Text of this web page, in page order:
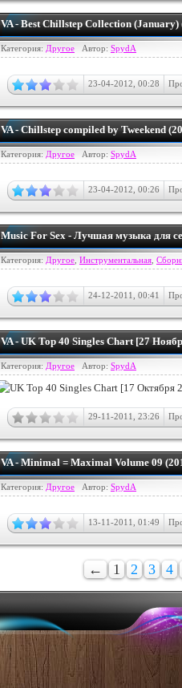
VA - Best Chillstep Collection (January)
Категория: Другое Автор: SpydA
23-04-2012, 00:28
VA - Chillstep compiled by Tweekend
Категория: Другое Автор: SpydA
23-04-2012, 00:26
Music For Sex - Лучшая музыка для
Категория: Другое Инструментальная
24-12-2011, 00:41
VA - UK Top 40 Singles Chart [27
Категория: Другое Автор: SpydA
29-11-2011, 23:26
VA - Minimal = Maximal Volume 09
Категория: Другое Автор: SpydA
13-11-2011, 01:49
← 1 2 3 4